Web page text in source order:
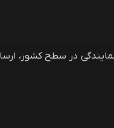
آنلاین گلمون، وب سایت سفارش آنلاین گل و گیاه در ایران و خارج